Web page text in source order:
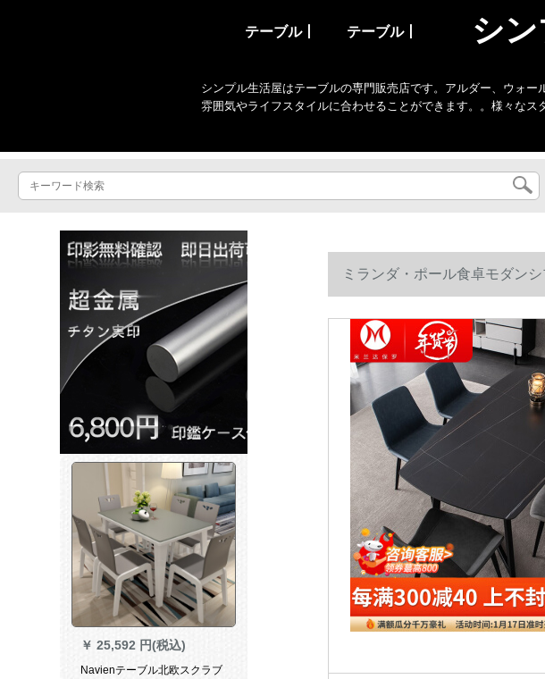
テーブル丨 テーブル丨 シ
シンプル生活屋はテーブルの専門販売店です。アルダー、ウォ
雰囲気やライフスタイルに合わせることができます。。様々なス
￥ 25,592 円(税込)
Navienテーブル北欧スクラブ
ミランダ・ポール食卓モダン
イプ）雪花白【輸入岩板】